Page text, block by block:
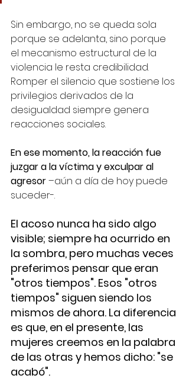
Sin embargo, no se queda sola
porque se adelanta, sino porque
el mecanismo estructural de la
violencia le resta credibilidad.
Romper el silencio que sostiene los
privilegios derivados de la
desigualdad siempre genera
reacciones sociales.
En ese momento, la reacción fue
juzgar a la víctima y exculpar al
agresor –aún a día de hoy puede
suceder-.
El acoso nunca ha sido algo
visible; siempre ha ocurrido en
la sombra, pero muchas veces
preferimos pensar que eran
"otros tiempos". Esos "otros
tiempos" siguen siendo los
mismos de ahora. La diferencia
es que, en el presente, las
mujeres creemos en la palabra
de las otras y hemos dicho: "se
acabó".